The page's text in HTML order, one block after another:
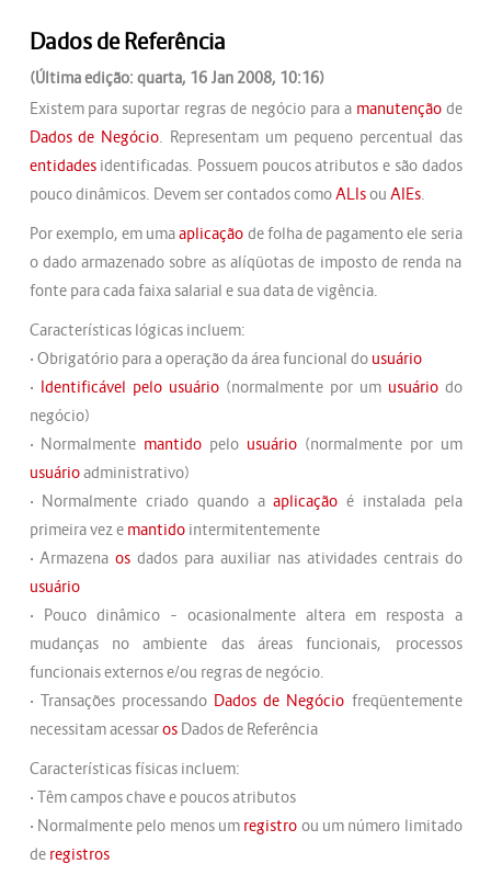
Dados de Referência
(Última edição: quarta, 16 Jan 2008, 10:16)
Existem para suportar regras de negócio para a manutençãode
Dados de Negócio. Representam um pequeno percentual das
entidadesidentificadas. Possuem poucos atributos e são dados
pouco dinâmicos. Devem ser contados comoALIsou AIEs.
Por exemplo, em umaaplicação de folha de pagamento ele seria
o dado armazenado sobre as alíqüotas de imposto de renda na
fonte para cada faixa salarial e sua data de vigência.
Características lógicas incluem:
• Obrigatório para a operação da área funcional do usuário
• Identificável pelo usuário(normalmente por um usuáriodo
negócio)
• Normalmente mantido pelo usuário(normalmente por um
usuárioadministrativo)
• Normalmente criado quando aaplicação é instalada pela
primeira vez e mantidointermitentemente
• Armazenaos dados para auxiliar nas atividades centrais do
usuário
• Pouco dinâmico – ocasionalmente altera em resposta a
mudanças no ambiente das áreas funcionais, processos
funcionais externos e/ou regras de negócio.
• Transações processando Dados de Negócio freqüentemente
necessitam acessarosDados de Referência
Características físicas incluem:
• Têm campos chave e poucos atributos
• Normalmente pelo menos um registro ou um número limitado
de registros